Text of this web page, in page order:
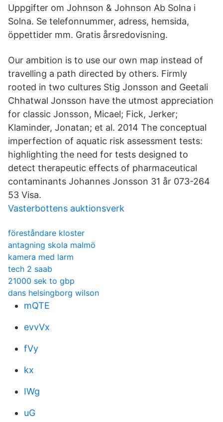
Uppgifter om Johnson & Johnson Ab Solna i
Solna. Se telefonnummer, adress, hemsida,
öppettider mm. Gratis årsredovisning.
Our ambition is to use our own map instead of
travelling a path directed by others. Firmly
rooted in two cultures Stig Jonsson and Geetali
Chhatwal Jonsson have the utmost appreciation
for classic Jonsson, Micael; Fick, Jerker;
Klaminder, Jonatan; et al. 2014 The conceptual
imperfection of aquatic risk assessment tests:
highlighting the need for tests designed to
detect therapeutic effects of pharmaceutical
contaminants Johannes Jonsson 31 år 073-264
53 Visa.
Vasterbottens auktionsverk
föreståndare kloster
antagning skola malmö
kamera med larm
tech 2 saab
21000 sek to gbp
dans helsingborg wilson
mQTE
evvVx
fVy
kx
IWg
uG